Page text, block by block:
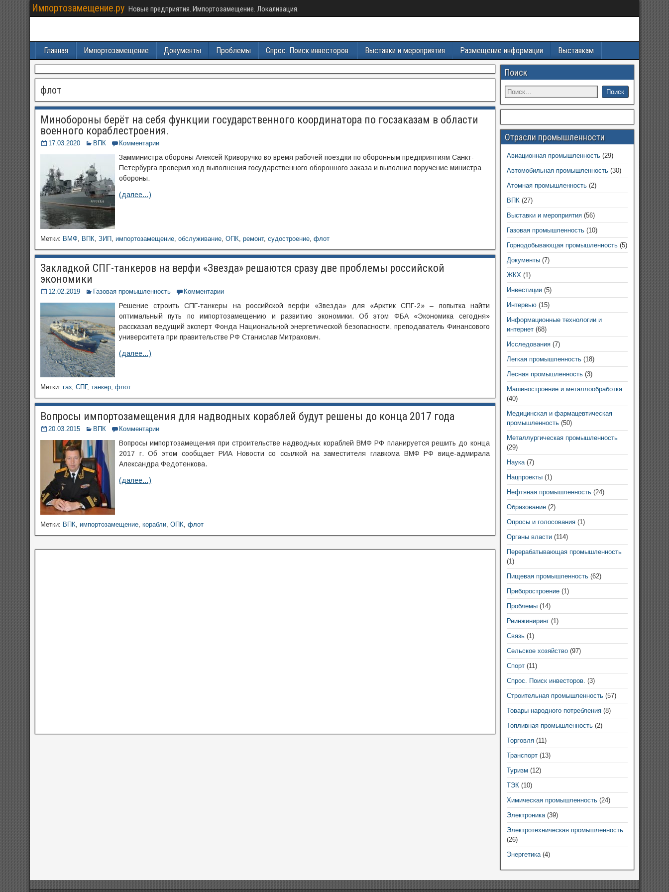
Импортозамещение.ру Новые предприятия. Импортозамещение. Локализация.
Главная Импортозамещение Документы Проблемы Спрос. Поиск инвесторов. Выставки и мероприятия Размещение информации Выставкам
флот
Минобороны берёт на себя функции государственного координатора по госзаказам в области
военного кораблестроения.
17.03.2020 ВПК Комментарии
Замминистра обороны Алексей Криворучко во время рабочей поездки по оборонным предприятиям Санкт-
Петербурга проверил ход выполнения государственного оборонного заказа и выполнил поручение министра
обороны.
(далее…)
Метки: ВМФ, ВПК, ЗИП , импортозамещение, обслуживание, ОПК, ремонт, судостроение, флот
Закладкой СПГ-танкеров на верфи «Звезда» решаются сразу две проблемы российской
экономики
12.02.2019 Газовая промышленность Комментарии
Решение строить СПГ-танкеры на российской верфи «Звезда» для «Арктик СПГ-2» – попытка найти
оптимальный путь по импортозамещению и развитию экономики. Об этом ФБА «Экономика сегодня»
рассказал ведущий эксперт Фонда Национальной энергетической безопасности, преподаватель Финансового
университета при правительстве РФ Станислав Митрахович.
(далее…)
Метки: газ, СПГ, танкер, флот
Вопросы импортозамещения для надводных кораблей будут решены до конца 2017 года
20.03.2015 ВПК Комментарии
Вопросы импортозамещения при строительстве надводных кораблей ВМФ РФ планируется решить до конца
2017 г. Об этом сообщает РИА Новости со ссылкой на заместителя главкома ВМФ РФ вице-адмирала
Александра Федотенкова.
(далее…)
Метки: ВПК, импортозамещение, корабли, ОПК, флот
Поиск
Отрасли промышленности
Авиационная промышленность(29)
Автомобильная промышленность(30)
Атомная промышленность(2)
ВПК(27)
Выставки и мероприятия(56)
Газовая промышленность(10)
Горнодобывающая промышленность(5)
Документы(7)
ЖКХ(1)
Инвестиции(5)
Интервью(15)
Информационные технологии и
интернет(68)
Исследования(7)
Легкая промышленность(18)
Лесная промышленность(3)
Машиностроение и металлообработка
(40)
Медицинская и фармацевтическая
промышленность(50)
Металлургическая промышленность
(29)
Наука(7)
Нацпроекты(1)
Нефтяная промышленность(24)
Образование(2)
Опросы и голосования(1)
Органы власти(114)
Перерабатывающая промышленность
(1)
Пищевая промышленность(62)
Приборостроение(1)
Проблемы(14)
Реинжиниринг(1)
Связь(1)
Сельское хозяйство(97)
Спорт(11)
Спрос. Поиск инвесторов. (3)
Строительная промышленность(57)
Товары народного потребления(8)
Топливная промышленность(2)
Торговля(11)
Транспорт(13)
Туризм (12)
ТЭК(10)
Химическая промышленность(24)
Электроника(39)
Электротехническая промышленность
(26)
Энергетика(4)